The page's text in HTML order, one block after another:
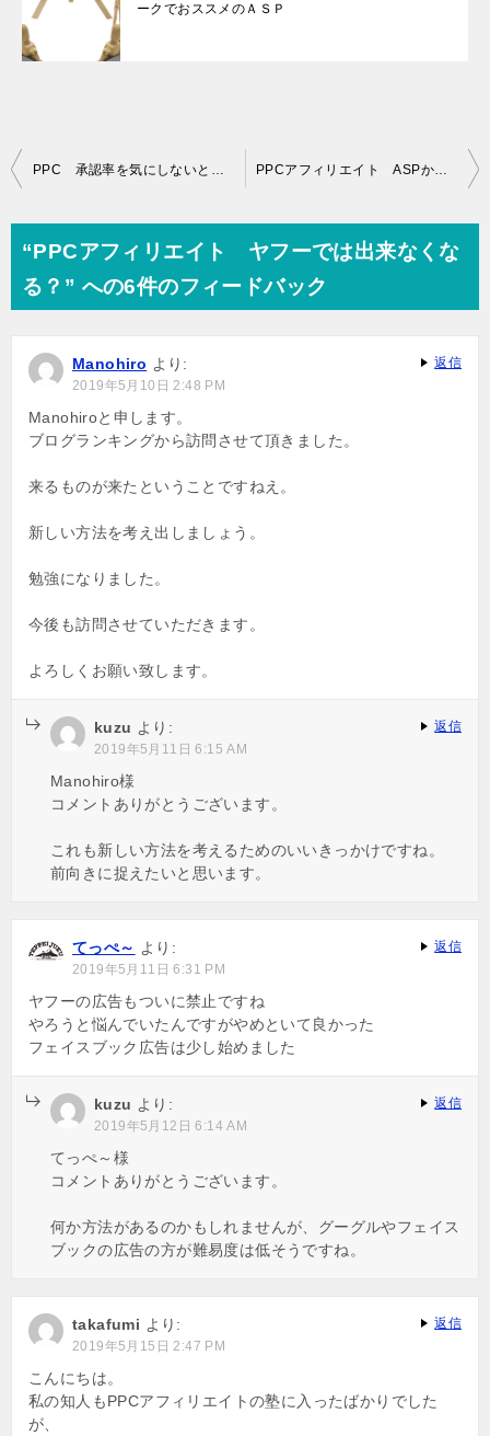
ークでおススメのＡＳＰ
投
ゲ
シ
ョ
ン
“PPCアフィリエイト ヤフーでは出来なくな
る？” への6件のフィードバック
Manohiro より:
2019年5月10日 2:48 PM
Manohiroと申します。
ブログランキングから訪問させて頂きました。
来るものが来たということですねえ。
新しい方法を考え出しましょう。
勉強になりました。
今後も訪問させていただきます。
よろしくお願い致します。
返信
kuzu より:
2019年5月11日 6:15 AM
Manohiro様
コメントありがとうございます。
これも新しい方法を考えるためのいいきっかけですね。
前向きに捉えたいと思います。
返信
てっぺ～ より:
2019年5月11日 6:31 PM
ヤフーの広告もついに禁止ですね
やろうと悩んでいたんですがやめといて良かった
フェイスブック広告は少し始めました
返信
kuzu より:
2019年5月12日 6:14 AM
てっぺ～様
コメントありがとうございます。
何か方法があるのかもしれませんが、グーグルやフェイス
ブックの広告の方が難易度は低そうですね。
返信
takafumi より:
2019年5月15日 2:47 PM
こんにちは。
私の知人もPPCアフィリエイトの塾に入ったばかりでした
が、
返信